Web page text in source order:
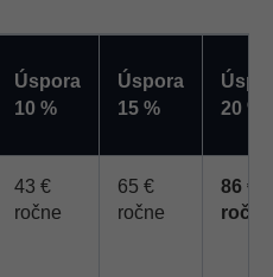
Úspora
10 %
Úspora
15 %
20 %
43 €
ročne
65 €
ročne
86 €
ročne